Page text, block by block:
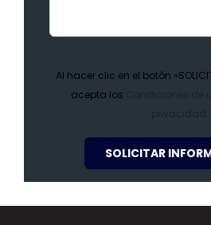
Al hacer clic en el botón
acepta los Condiciones de
privacidad
SOLICITAR